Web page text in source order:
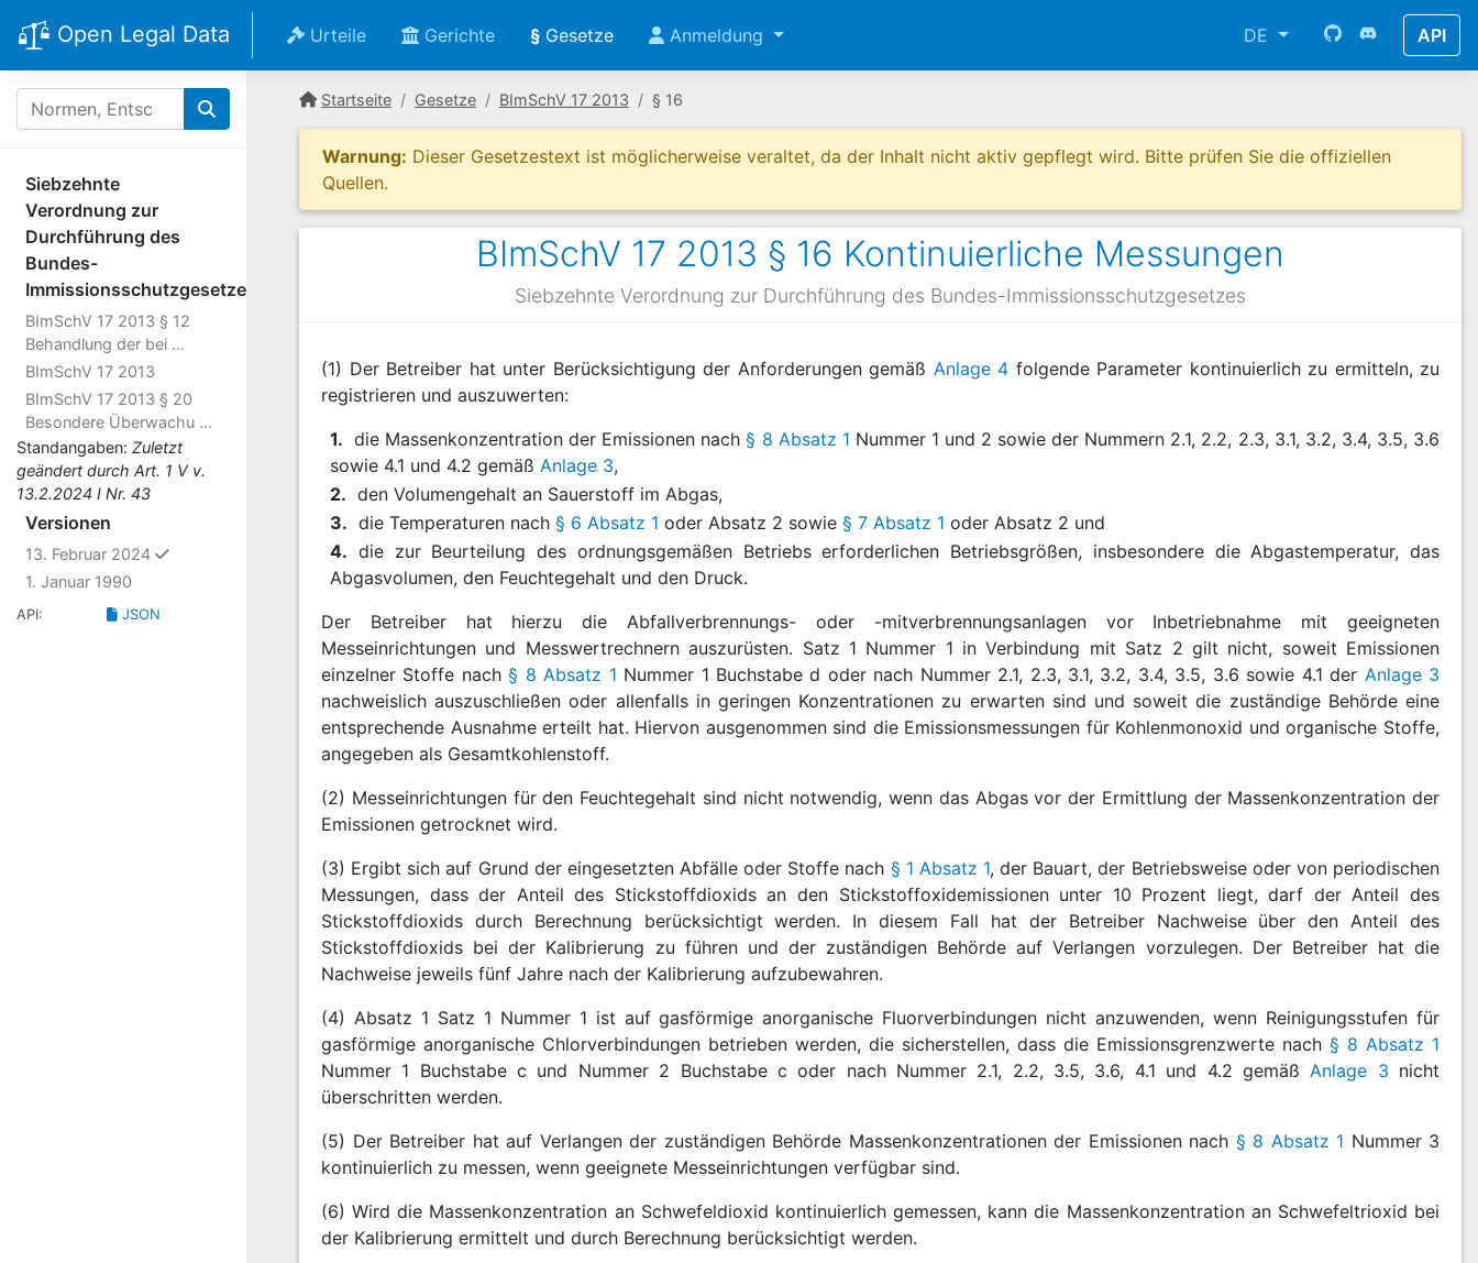
Open Legal Data Urteile Gerichte § Gesetze Anmeldung DE API
Siebzehnte
Verordnung zur
Durchführung des
Bundes-
Immissionsschutzgesetzes
BImSchV 17 2013 § 12
Behandlung der bei ...
BImSchV 17 2013
BImSchV 17 2013 § 20
Besondere Überwachu ...
Standangaben: Zuletzt
geändert durch Art. 1 V v.
13.2.2024 I Nr. 43
Versionen
13. Februar 2024
ausgewählt
1. Januar 1990
API: JSON
Startseite Gesetze BImSchV 17 2013 § 16
Warnung: Dieser Gesetzestext ist möglicherweise veraltet, da der Inhalt nicht aktiv gepflegt wird. Bitte prüfen Sie die offiziellen
Quellen.
BImSchV 17 2013 § 16 Kontinuierliche Messungen
Siebzehnte Verordnung zur Durchführung des Bundes-Immissionsschutzgesetzes
(1) Der Betreiber hat unter Berücksichtigung der Anforderungen gemäß Anlage 4 folgende Parameter kontinuierlich zu ermitteln, zu
registrieren und auszuwerten:
1. die Massenkonzentration der Emissionen nach§ 8 Absatz 1 Nummer 1 und 2 sowie der Nummern 2.1, 2.2, 2.3, 3.1, 3.2, 3.4, 3.5, 3.6
sowie 4.1 und 4.2 gemäß Anlage 3,
2. den Volumengehalt an Sauerstoff im Abgas,
3. die Temperaturen nach § 6 Absatz 1 oder Absatz 2 sowie § 7 Absatz 1 oder Absatz 2 und
4. die zur Beurteilung des ordnungsgemäßen Betriebs erforderlichen Betriebsgrößen, insbesondere die Abgastemperatur, das
Abgasvolumen, den Feuchtegehalt und den Druck.
Der Betreiber hat hierzu die Abfallverbrennungs- oder -mitverbrennungsanlagen vor Inbetriebnahme mit geeigneten
Messeinrichtungen und Messwertrechnern auszurüsten. Satz 1 Nummer 1 in Verbindung mit Satz 2 gilt nicht, soweit Emissionen
einzelner Stoffe nach§ 8 Absatz 1 Nummer 1 Buchstabe d oder nach Nummer 2.1, 2.3, 3.1, 3.2, 3.4, 3.5, 3.6 sowie 4.1 der Anlage 3
nachweislich auszuschließen oder allenfalls in geringen Konzentrationen zu erwarten sind und soweit die zuständige Behörde eine
entsprechende Ausnahme erteilt hat. Hiervon ausgenommen sind die Emissionsmessungen für Kohlenmonoxid und organische Stoffe,
angegeben als Gesamtkohlenstoff.
(2) Messeinrichtungen für den Feuchtegehalt sind nicht notwendig, wenn das Abgas vor der Ermittlung der Massenkonzentration der
Emissionen getrocknet wird.
(3) Ergibt sich auf Grund der eingesetzten Abfälle oder Stoffe nach § 1 Absatz 1, der Bauart, der Betriebsweise oder von periodischen
Messungen, dass der Anteil des Stickstoffdioxids an den Stickstoffoxidemissionen unter 10 Prozent liegt, darf der Anteil des
Stickstoffdioxids durch Berechnung berücksichtigt werden. In diesem Fall hat der Betreiber Nachweise über den Anteil des
Stickstoffdioxids bei der Kalibrierung zu führen und der zuständigen Behörde auf Verlangen vorzulegen. Der Betreiber hat die
Nachweise jeweils fünf Jahre nach der Kalibrierung aufzubewahren.
(4) Absatz 1 Satz 1 Nummer 1 ist auf gasförmige anorganische Fluorverbindungen nicht anzuwenden, wenn Reinigungsstufen für
gasförmige anorganische Chlorverbindungen betrieben werden, die sicherstellen, dass die Emissionsgrenzwerte nach § 8 Absatz 1
Nummer 1 Buchstabe c und Nummer 2 Buchstabe c oder nach Nummer 2.1, 2.2, 3.5, 3.6, 4.1 und 4.2 gemäßAnlage 3 nicht
überschritten werden.
(5) Der Betreiber hat auf Verlangen der zuständigen Behörde Massenkonzentrationen der Emissionen nach § 8 Absatz 1 Nummer 3
kontinuierlich zu messen, wenn geeignete Messeinrichtungen verfügbar sind.
(6) Wird die Massenkonzentration an Schwefeldioxid kontinuierlich gemessen, kann die Massenkonzentration an Schwefeltrioxid bei
der Kalibrierung ermittelt und durch Berechnung berücksichtigt werden.